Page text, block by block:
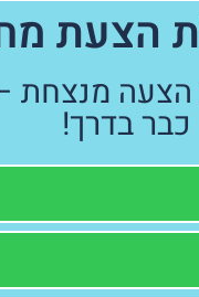
הצעת
הצעה מנצחת
כבר בדרך!